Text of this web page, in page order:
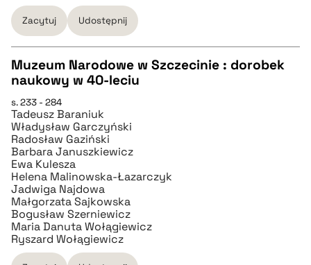
pobierz cytat
BIBTEX
pobierz cytat
Zacytuj Udostępnij
CZYSTY TEKST
pobierz cytat
BIBTEX
pobierz cytat
Muzeum Narodowe w Szczecinie : dorobek
naukowy w 40-leciu
s. 233 - 284
Tadeusz Baraniuk
Władysław Garczyński
Radosław Gaziński
Barbara Januszkiewicz
Ewa Kulesza
Helena Malinowska-Łazarczyk
Jadwiga Najdowa
Małgorzata Sajkowska
Bogusław Szerniewicz
Maria Danuta Wołągiewicz
Ryszard Wołągiewicz